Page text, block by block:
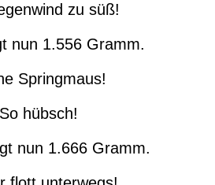
zu süß!
nun 1.556 Gramm.
Springmaus!
So hübsch!
nun 1.666 Gramm.